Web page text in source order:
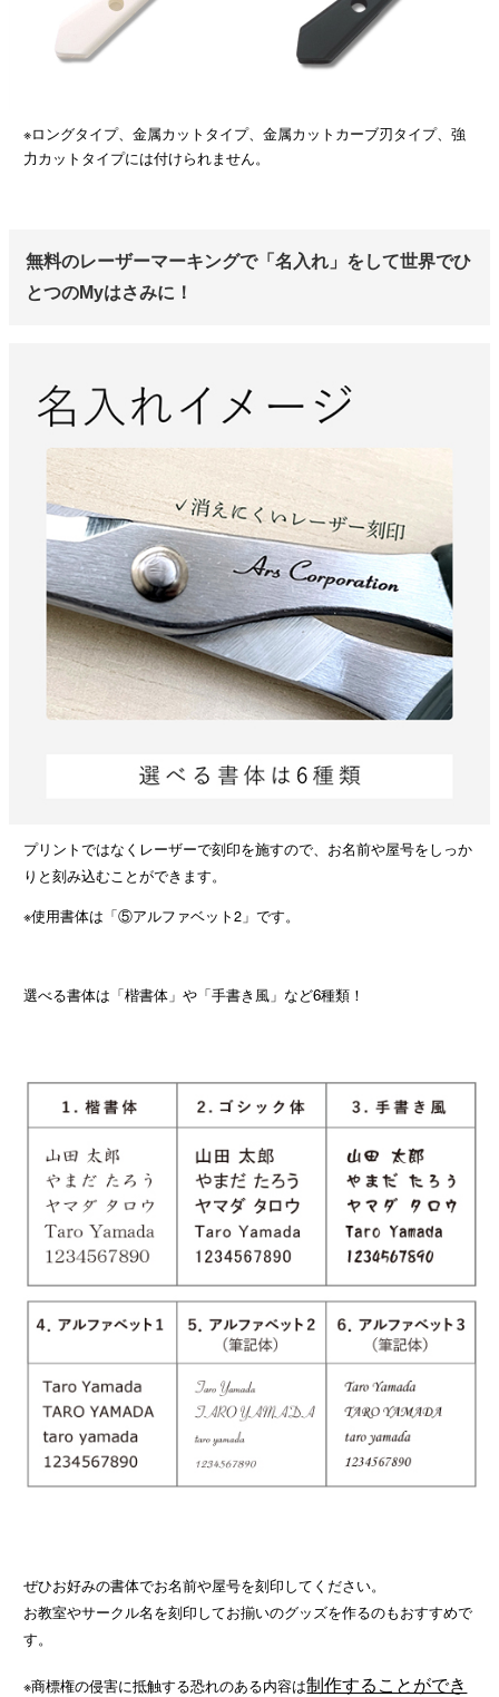
※ロングタイプ、金属カットタイプ、金属カットカーブ刃タイプ、強
力カットタイプには付けられません。
無料のレーザーマーキングで「名入れ」をして世界でひ
とつのMyはさみに！
プリントではなくレーザーで刻印を施すので、お名前や屋号をしっか
りと刻み込むことができます。
※使用書体は「⑤アルファベット2」です。
選べる書体は「楷書体」や「手書き風」など6種類！
ぜひお好みの書体でお名前や屋号を刻印してください。
お教室やサークル名を刻印してお揃いのグッズを作るのもおすすめで
す。
※商標権の侵害に抵触する恐れのある内容は制作することができ